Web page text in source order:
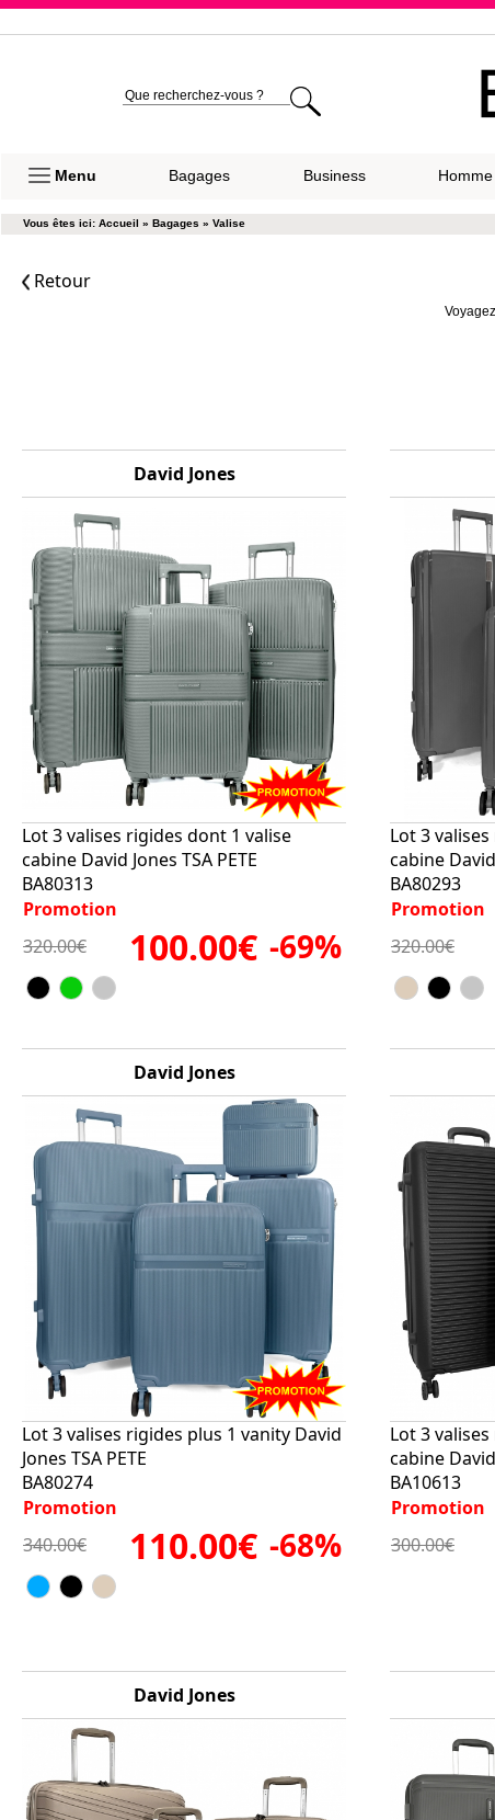
Menu Bagages Business Homme
Vous êtes ici: Accueil » Bagages » Valise
Retour
David Jones
Lot 3 valises rigides dont 1 valise
cabine David Jones TSA PETE
BA80313
Promotion
320.00€
100.00€ -69%
Lot 3
cabine David
BA80293
Promotion
320.00€
David Jones
Lot 3 valises rigides plus 1 vanity David
Jones TSA PETE
BA80274
Promotion
340.00€
110.00€ -68%
Lot 3
cabine
BA10613
Promotion
300.00€
David Jones